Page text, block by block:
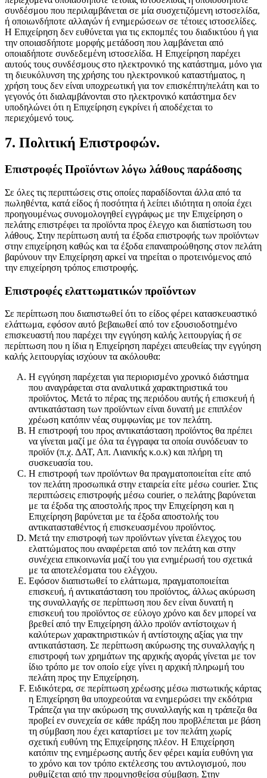
συνδέσμου που περιλαμβάνεται σε μία συσχετιζόμενη ιστοσελίδα,
ή οποιωνδήποτε αλλαγών ή ενημερώσεων σε τέτοιες ιστοσελίδες.
Η Επιχείρηση δεν ευθύνεται για τις εκπομπές του διαδικτύου ή για
την οποιασδήποτε μορφής μετάδοση που λαμβάνεται από
οποιαδήποτε συνδεδεμένη ιστοσελίδα. Η Επιχείρηση παρέχει
αυτούς τους συνδέσμους στο ηλεκτρονικό της κατάστημα, μόνο για
τη διευκόλυνση της χρήσης του ηλεκτρονικού καταστήματος, η
χρήση τους δεν είναι υποχρεωτική για τον επισκέπτη/πελάτη και το
γεγονός ότι διαλαμβάνονται στο ηλεκτρονικό κατάστημα δεν
υποδηλώνει ότι η Επιχείρηση εγκρίνει ή αποδέχεται το
περιεχόμενό τους.
7. Πολιτική Επιστροφών.
Επιστροφές Προϊόντων λόγω λάθους παράδοσης
Σε όλες τις περιπτώσεις στις οποίες παραδίδονται άλλα από τα
πωληθέντα, κατά είδος ή ποσότητα ή λείπει ιδιότητα η οποία έχει
προηγουμένως συνομολογηθεί εγγράφως με την Επιχείρηση ο
πελάτης επιστρέφει τα προϊόντα προς έλεγχο και διαπίστωση του
λάθους. Στην περίπτωση αυτή τα έξοδα επιστροφής των προϊόντων
στην επιχείρηση καθώς και τα έξοδα επαναπροώθησης στον πελάτη
βαρύνουν την Επιχείρηση αρκεί να τηρείται ο προτεινόμενος από
την επιχείρηση τρόπος επιστροφής.
Επιστροφές ελαττωματικών προϊόντων
Σε περίπτωση που διαπιστωθεί ότι το είδος φέρει κατασκευαστικό
ελάττωμα, εφόσον αυτό βεβαιωθεί από τον εξουσιοδοτημένο
επισκευαστή που παρέχει την εγγύηση καλής λειτουργίας ή σε
περίπτωση που η ίδια η Επιχείρηση παρέχει απευθείας την εγγύηση
καλής λειτουργίας ισχύουν τα ακόλουθα:
Η εγγύηση παρέχεται για περιορισμένο χρονικό διάστημα
που αναγράφεται στα αναλυτικά χαρακτηριστικά του
προϊόντος. Μετά το πέρας της περιόδου αυτής ή επισκευή ή
αντικατάσταση των προϊόντων είναι δυνατή με επιπλέον
χρέωση κατόπιν νέας συμφωνίας με τον πελάτη.
Η επιστροφή του προς αντικατάσταση προϊόντος θα πρέπει
να γίνεται μαζί με όλα τα έγγραφα τα οποία συνόδευαν το
προϊόν (π.χ. ΔΑΤ, Απ. Λιανικής κ.ο.κ) και πλήρη τη
συσκευασία του.
Η επιστροφή των προϊόντων θα πραγματοποιείται είτε από
τον πελάτη προσωπικά στην εταιρεία είτε μέσω courier. Στις
περιπτώσεις επιστροφής μέσω courier, o πελάτης βαρύνεται
με τα έξοδα της αποστολής προς την Επιχείρηση και η
Επιχείρηση βαρύνεται με τα έξοδα αποστολής του
αντικατασταθέντος ή επισκευασμένου προϊόντος.
Μετά την επιστροφή των προϊόντων γίνεται έλεγχος του
ελαττώματος που αναφέρεται από τον πελάτη και στην
συνέχεια επικοινωνία μαζί του για ενημέρωσή του σχετικά
με τα αποτελέσματα του ελέγχου.
Εφόσον διαπιστωθεί το ελάττωμα, πραγματοποιείται
επισκευή, ή αντικατάσταση του προϊόντος, άλλως ακύρωση
της συναλλαγής σε περίπτωση που δεν είναι δυνατή η
επισκευή του προϊόντος σε εύλογο χρόνο και δεν μπορεί να
βρεθεί από την Επιχείρηση άλλο προϊόν αντίστοιχων ή
καλύτερων χαρακτηριστικών ή αντίστοιχης αξίας για την
αντικατάσταση. Σε περίπτωση ακύρωσης της συναλλαγής η
επιστροφή των χρημάτων της αρχικής αγοράς γίνεται με τον
ίδιο τρόπο με τον οποίο είχε γίνει η αρχική πληρωμή του
πελάτη προς την Επιχείρηση.
Ειδικότερα, σε περίπτωση χρέωσης μέσω πιστωτικής κάρτας
η Επιχείρηση θα υποχρεούται να ενημερώσει την εκδότρια
Τράπεζα για την ακύρωση της συναλλαγής και η τράπεζα θα
προβεί εν συνεχεία σε κάθε πράξη που προβλέπεται με βάση
τη σύμβαση που έχει καταρτίσει με τον πελάτη χωρίς
σχετική ευθύνη της Επιχείρησης πλέον. Η Επιχείρηση
κατόπιν της ενημέρωσης αυτής δεν φέρει καμία ευθύνη για
το χρόνο και τον τρόπο εκτέλεσης του αντιλογισμού, που
ρυθμίζεται από την προμνησθείσα σύμβαση. Στην